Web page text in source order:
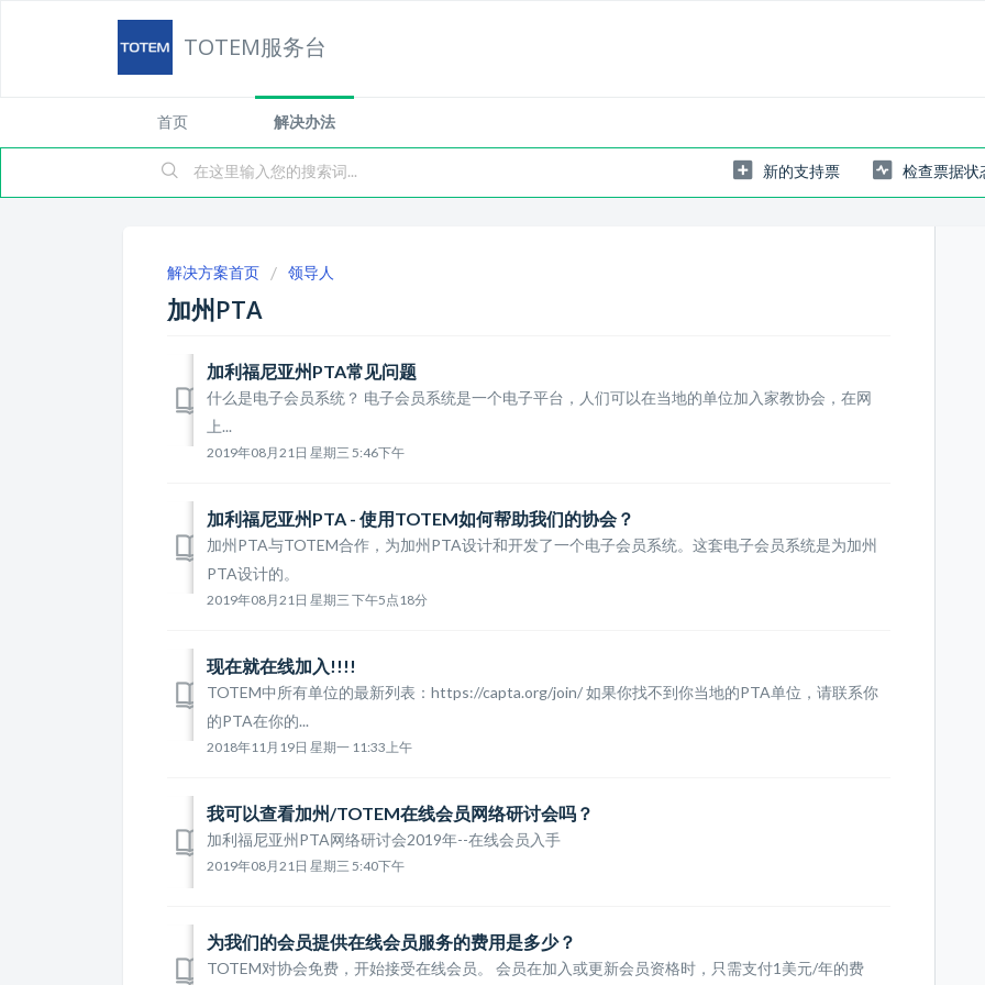
TOTEM服务台
首页 解决办法
新的支持票 检查票据状
解决方案首页 领导人
加州PTA
加利福尼亚州PTA常见问题
什么是电子会员系统？ 电子会员系统是一个电子平台，人们可以在当地的单位加入家教协会，在网
上...
2019年08月21日 星期三 5:46下午
加利福尼亚州PTA - 使用TOTEM如何帮助我们的协会？
加州PTA与TOTEM合作，为加州PTA设计和开发了一个电子会员系统。这套电子会员系统是为加州
PTA设计的。
2019年08月21日 星期三 下午5点18分
现在就在线加入!!!!
TOTEM中所有单位的最新列表：https://capta.org/join/ 如果你找不到你当地的PTA单位，请联系你
的PTA在你的...
2018年11月19日 星期一 11:33上午
我可以查看加州/TOTEM在线会员网络研讨会吗？
加利福尼亚州PTA网络研讨会2019年--在线会员入手
2019年08月21日 星期三 5:40下午
为我们的会员提供在线会员服务的费用是多少？
TOTEM对协会免费，开始接受在线会员。 会员在加入或更新会员资格时，只需支付1美元/年的费